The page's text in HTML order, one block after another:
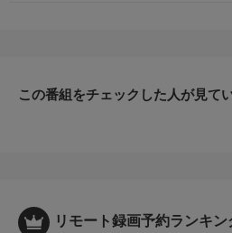
この番組をチェックした人が見て
リモート録画予約ランキン